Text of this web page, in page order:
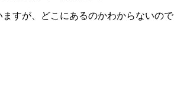
すが、どこにあるのかわからないので